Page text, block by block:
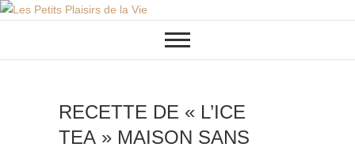
Skip
RECETTE DE « L’ICE
TEA » MAISON SANS